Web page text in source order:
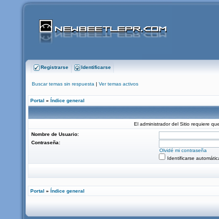
Registrarse Identificarse
Buscar temas sin respuesta | Ver temas activos
Portal » Índice general
El administrador del Sitio requiere
Nombre de Usuario:
Contraseña:
Olvidé mi contraseña
Identificarse
Portal » Índice general